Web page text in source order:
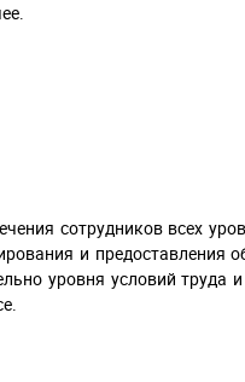
сотрудников всех
и предоставления
уровня условий труда